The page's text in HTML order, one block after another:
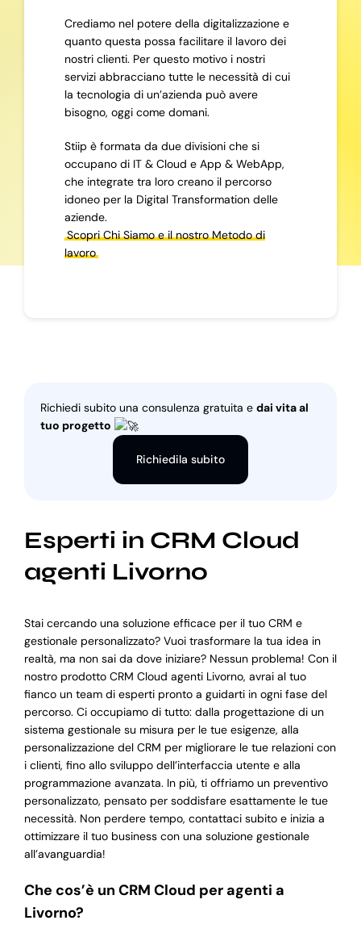
Crediamo nel potere della digitalizzazione e
quanto questa possa facilitare il lavoro dei
nostri clienti. Per questo motivo i nostri
servizi abbracciano tutte le necessità di cui
la tecnologia di un’azienda può avere
bisogno, oggi come domani.
Stiip è formata da due divisioni che si
occupano di IT & Cloud e App & WebApp,
che integrate tra loro creano il percorso
idoneo per la Digital Transformation delle
aziende.
Scopri Chi Siamo e il nostro Metodo di
lavoro
Richiedi subito una consulenza gratuita e dai vita al
tuo progetto
Richiedila subito
Esperti in CRM Cloud
agenti Livorno
Stai cercando una soluzione efficace per il tuo CRM e
gestionale personalizzato? Vuoi trasformare la tua idea in
realtà, ma non sai da dove iniziare? Nessun problema! Con il
nostro prodotto CRM Cloud agenti Livorno, avrai al tuo
fianco un team di esperti pronto a guidarti in ogni fase del
percorso. Ci occupiamo di tutto: dalla progettazione di un
sistema gestionale su misura per le tue esigenze, alla
personalizzazione del CRM per migliorare le tue relazioni con
i clienti, fino allo sviluppo dell’interfaccia utente e alla
programmazione avanzata. In più, ti offriamo un preventivo
personalizzato, pensato per soddisfare esattamente le tue
necessità. Non perdere tempo, contattaci subito e inizia a
ottimizzare il tuo business con una soluzione gestionale
all’avanguardia!
Che cos’è un CRM Cloud per agenti a
Livorno?